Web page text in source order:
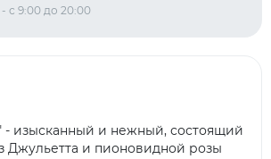
- с 9:00 до 20:00
- изысканный и нежный, состоящий
Джульетта и пионовидной розы